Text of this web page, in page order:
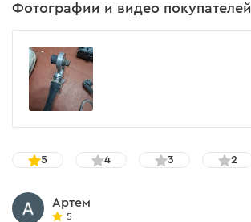
Фотографии и видео покупателей
5 4 3 2
Артем
5